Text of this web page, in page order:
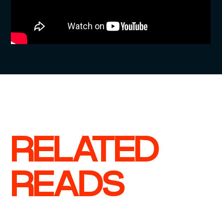
RELATED
READS